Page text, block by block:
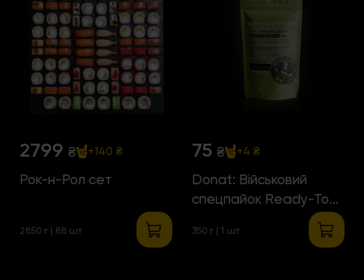
2799 ₴ +140 ₴
Рок-н-Рол сет
2850 г | 88 шт
75 ₴ +4 ₴
Donat: Військовий
спецпайок Ready-To-
350 г | 1 шт